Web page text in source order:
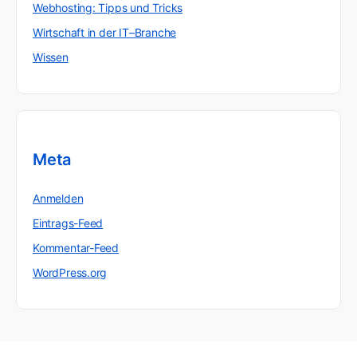
Webhosting: Tipps und Tricks
Wirtschaft in der IT–Branche
Wissen
Meta
Anmelden
Eintrags-Feed
Kommentar-Feed
WordPress.org